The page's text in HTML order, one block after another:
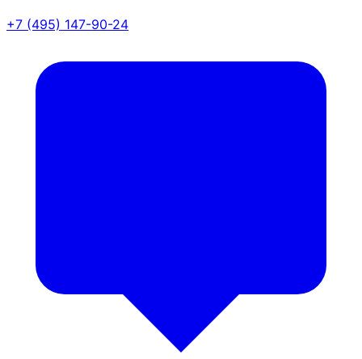
+7 (495) 147-90-24